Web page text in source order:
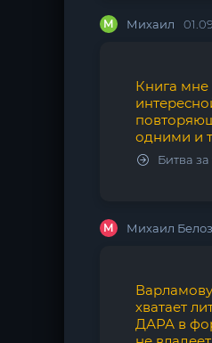
М Михаил
Книга мне
одними и
Битва за
М Михаил
хватает
ДАРА в